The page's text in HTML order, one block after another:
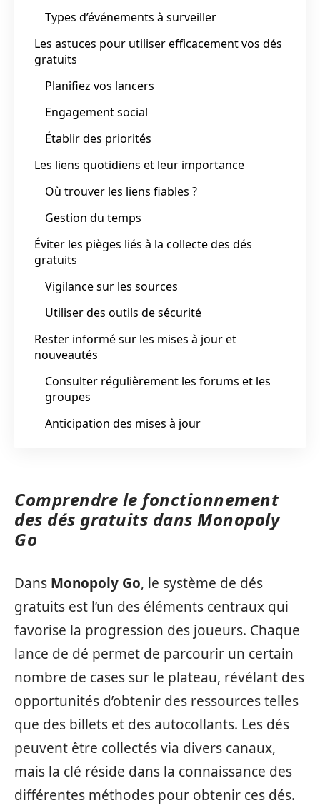
Types d’événements à surveiller
Les astuces pour utiliser efficacement vos dés
gratuits
Planifiez vos lancers
Engagement social
Établir des priorités
Les liens quotidiens et leur importance
Où trouver les liens fiables ?
Gestion du temps
Éviter les pièges liés à la collecte des dés
gratuits
Vigilance sur les sources
Utiliser des outils de sécurité
Rester informé sur les mises à jour et
nouveautés
Consulter régulièrement les forums et les
groupes
Anticipation des mises à jour
Comprendre le fonctionnement
des dés gratuits dans Monopoly
Go
Dans Monopoly Go, le système de dés
gratuits est l’un des éléments centraux qui
favorise la progression des joueurs. Chaque
lance de dé permet de parcourir un certain
nombre de cases sur le plateau, révélant des
opportunités d’obtenir des ressources telles
que des billets et des autocollants. Les dés
peuvent être collectés via divers canaux,
mais la clé réside dans la connaissance des
différentes méthodes pour obtenir ces dés.